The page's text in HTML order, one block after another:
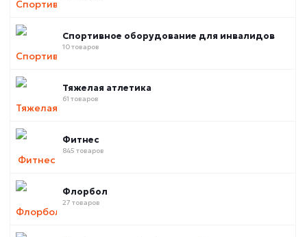
Спортивное оборудование для инвалидов
10 товаров
Тяжелая атлетика
61 товаров
Фитнес
845 товаров
Флорбол
27 товаров